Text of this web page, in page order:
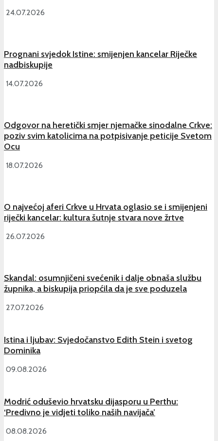
24.07.2026
Prognani svjedok Istine: smijenjen kancelar Riječke
nadbiskupije
14.07.2026
Odgovor na heretički smjer njemačke sinodalne Crkve:
poziv svim katolicima na potpisivanje peticije Svetom
Ocu
18.07.2026
O najvećoj aferi Crkve u Hrvata oglasio se i smijenjeni
riječki kancelar: kultura šutnje stvara nove žrtve
26.07.2026
Skandal: osumnjičeni svećenik i dalje obnaša službu
župnika, a biskupija priopćila da je sve poduzela
27.07.2026
Istina i ljubav: Svjedočanstvo Edith Stein i svetog
Dominika
09.08.2026
Modrić oduševio hrvatsku dijasporu u Perthu:
‘Predivno je vidjeti toliko naših navijača’
08.08.2026